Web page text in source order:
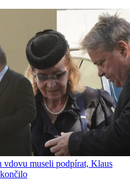
vdovu museli podpírat, Klaus